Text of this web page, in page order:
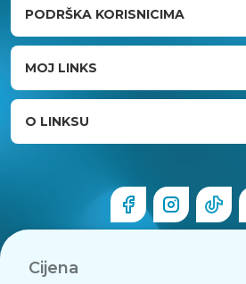
Cijena
PODRŠKA KORISNICIMA
MOJ LINKS
O LINKSU